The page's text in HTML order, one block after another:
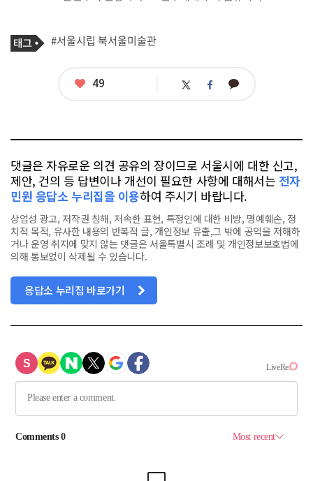
기
사
태
그
#서울시립 북서울미술관
좋
49 트 페 카
댓글은 자유로운 의견 공유의 장이므로 서울시에 대한 신고,
제안, 건의 등 답변이나 개선이 필요한 사항에 대해서는 전자
민원 응답소 누리집을 이용하여 주시기 바랍니다.
상업성 광고, 저작권 침해, 저속한 표현, 특정인에 대한 비방, 명예훼손, 정
치적 목적, 유사한 내용의 반복적 글, 개인정보 유출,그 밖에 공익을 저해하
거나 운영 취지에 맞지 않는 댓글은 서울특별시 조례 및 개인정보보호법에
의해 통보없이 삭제될 수 있습니다.
응답소 누리집 바로가기